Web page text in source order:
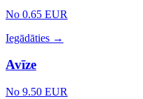
No 0.65 EUR
Iegādāties →
Avīze
No 9.50 EUR